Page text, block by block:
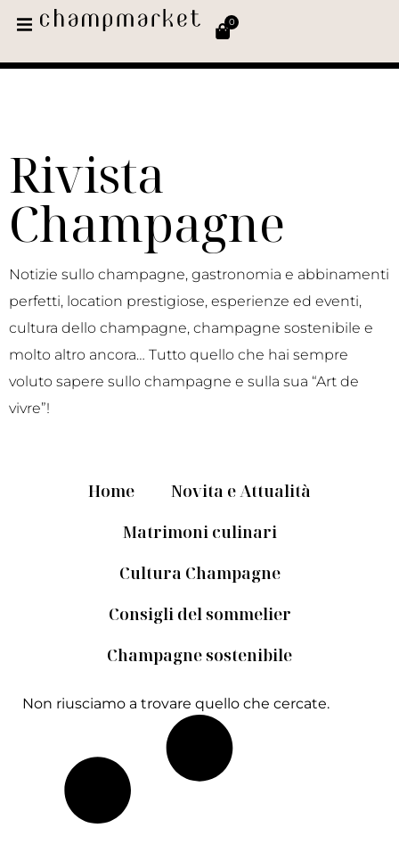
0
Rivista
Champagne
Notizie sullo champagne, gastronomia e abbinamenti
perfetti, location prestigiose, esperienze ed eventi,
cultura dello champagne, champagne sostenibile e
molto altro ancora… Tutto quello che hai sempre
voluto sapere sullo champagne e sulla sua “Art de
vivre”!
Home
Novita e Attualità
Matrimoni culinari
Cultura Champagne
Consigli del sommelier
Champagne sostenibile
Non riusciamo a trovare quello che cercate.